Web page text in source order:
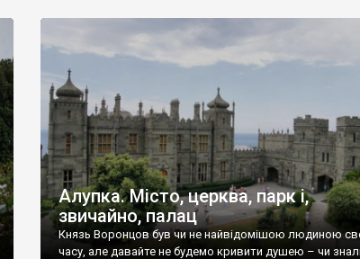
Алупка. Місто, церква, парк і,
звичайно, палац
Князь Воронцов був чи не найвідомішою людиною
часу, але давайте не будемо кривити душею – чи